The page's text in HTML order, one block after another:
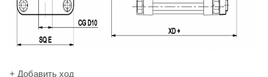
+ Добавить ход